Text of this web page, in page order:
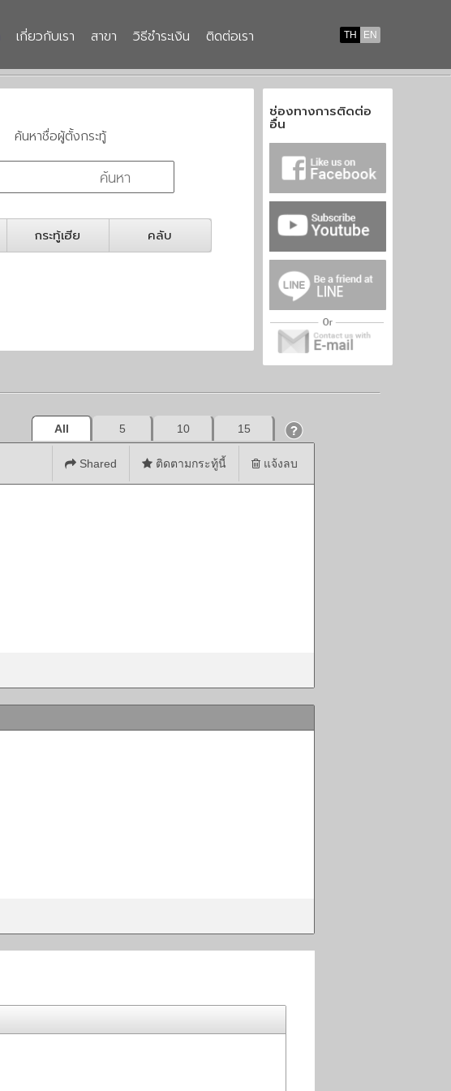
TH EN
เกี่ยวกับเรา สาขา วิธีชำระเงิน ติดต่อเรา
ค้นหาชื่อผู้ตั้งกระทู้
กระทู้เฮีย คลับ
ช่องทางการติดต่อ
อื่น
All 5 10 15
Shared ติดตามกระทู้นี้ แจ้งลบ